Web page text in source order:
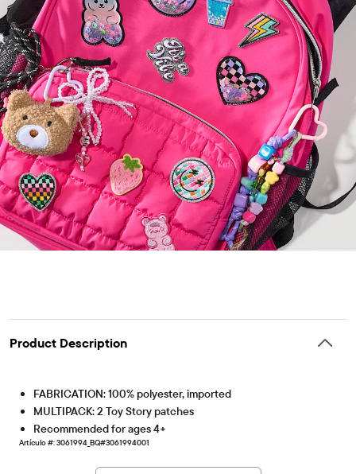
Product Description
FABRICATION: 100% polyester, imported
MULTIPACK: 2 Toy Story patches
Recommended for ages 4+
Artículo #: 3061994_BQ#3061994001